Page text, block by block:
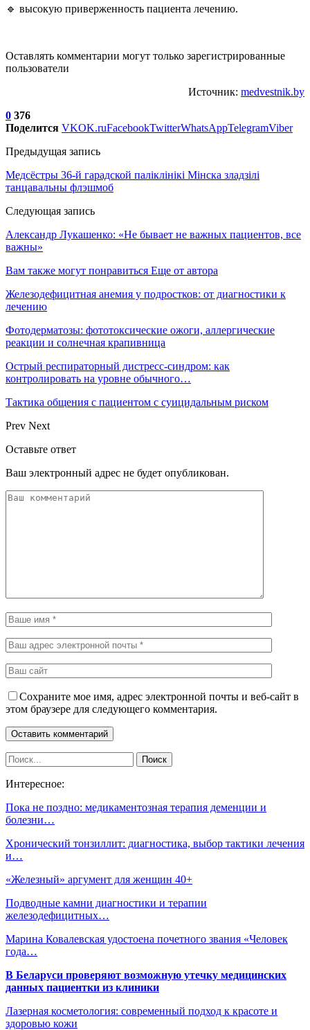
🔹 высокую приверженность пациента лечению.
Оставлять комментарии могут только зарегистрированные
пользователи
Источник: medvestnik.by
0 376
Поделится VKOK.ruFacebookTwitterWhatsAppTelegramViber
Предыдущая запись
Медсёстры 36-й гарадской паліклінікі Мінска зладзілі
танцавальны флэшмоб
Следующая запись
Александр Лукашенко: «Не бывает не важных пациентов, все
важны»
Вам также могут понравиться Еще от автора
Железодефицитная анемия у подростков: от диагностики к
лечению
Фотодерматозы: фототоксические ожоги, аллергические
реакции и солнечная крапивница
Острый респираторный дистресс-синдром: как
контролировать на уровне обычного…
Тактика общения с пациентом с суицидальным риском
Prev Next
Оставьте ответ
Ваш электронный адрес не будет опубликован.
Сохраните мое имя, адрес электронной почты и веб-сайт в
этом браузере для следующего комментария.
Интересное:
Пока не поздно: медикаментозная терапия деменции и
болезни…
Хронический тонзиллит: диагностика, выбор тактики лечения
и…
«Железный» аргумент для женщин 40+
Подводные камни диагностики и терапии
железодефицитных…
Марина Ковалевская удостоена почетного звания «Человек
года…
В Беларуси проверяют возможную утечку медицинских
данных пациентки из клиники
Лазерная косметология: современный подход к красоте и
здоровью кожи